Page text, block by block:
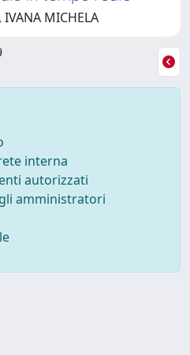
MICHELA
interna
autorizzati
amministratori